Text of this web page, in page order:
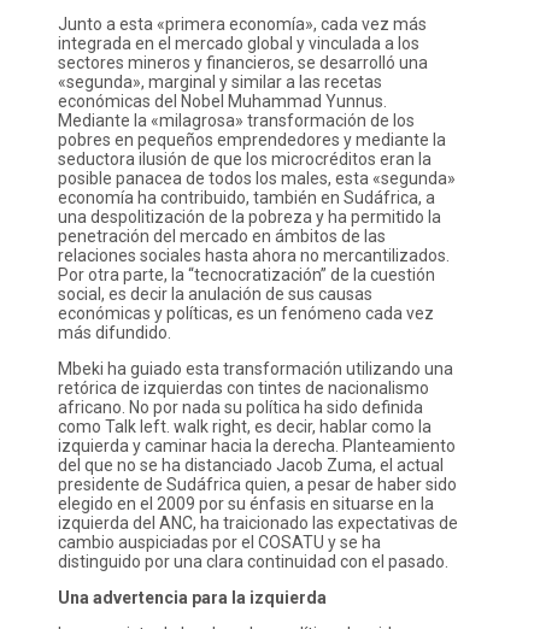
Junto a esta «primera economía», cada vez más
integrada en el mercado global y vinculada a los
sectores mineros y financieros, se desarrolló una
«segunda», marginal y similar a las recetas
económicas del Nobel Muhammad Yunnus.
Mediante la «milagrosa» transformación de los
pobres en pequeños emprendedores y mediante la
seductora ilusión de que los microcréditos eran la
posible panacea de todos los males, esta «segunda»
economía ha contribuido, también en Sudáfrica, a
una despolitización de la pobreza y ha permitido la
penetración del mercado en ámbitos de las
relaciones sociales hasta ahora no mercantilizados.
Por otra parte, la “tecnocratización” de la cuestión
social, es decir la anulación de sus causas
económicas y políticas, es un fenómeno cada vez
más difundido.
Mbeki ha guiado esta transformación utilizando una
retórica de izquierdas con tintes de nacionalismo
africano. No por nada su política ha sido definida
como Talk left. walk right, es decir, hablar como la
izquierda y caminar hacia la derecha. Planteamiento
del que no se ha distanciado Jacob Zuma, el actual
presidente de Sudáfrica quien, a pesar de haber sido
elegido en el 2009 por su énfasis en situarse en la
izquierda del ANC, ha traicionado las expectativas de
cambio auspiciadas por el COSATU y se ha
distinguido por una clara continuidad con el pasado.
Una advertencia para la izquierda